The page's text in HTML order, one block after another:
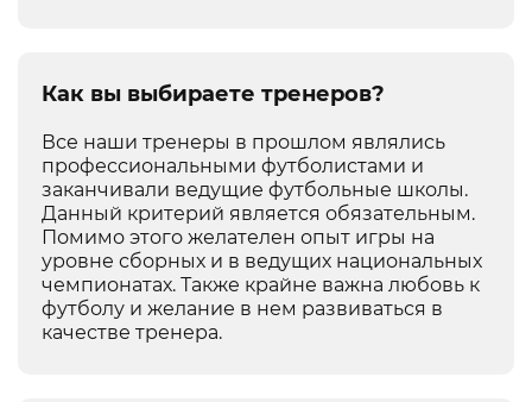
Как вы выбираете тренеров?
Все наши тренеры в прошлом являлись
профессиональными футболистами и
заканчивали ведущие футбольные школы.
Данный критерий является обязательным.
Помимо этого желателен опыт игры на
уровне сборных и в ведущих национальных
чемпионатах. Также крайне важна любовь к
футболу и желание в нем развиваться в
качестве тренера.